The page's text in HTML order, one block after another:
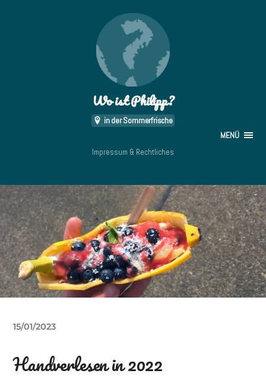
Wo ist Philipp?
in der Sommerfrische
MENÜ
Impressum & Rechtliches
15/01/2023
Handverlesen in 2022